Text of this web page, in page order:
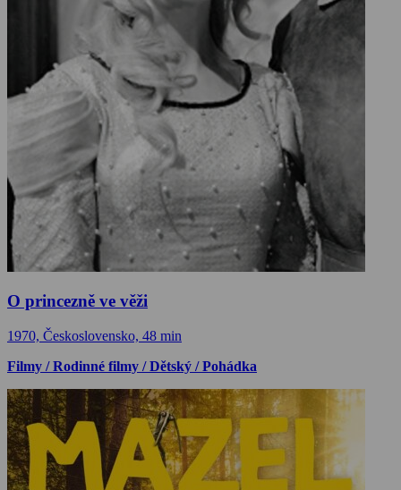
O princezně ve věži
1970, Československo, 48 min
Filmy / Rodinné filmy / Dětský / Pohádka